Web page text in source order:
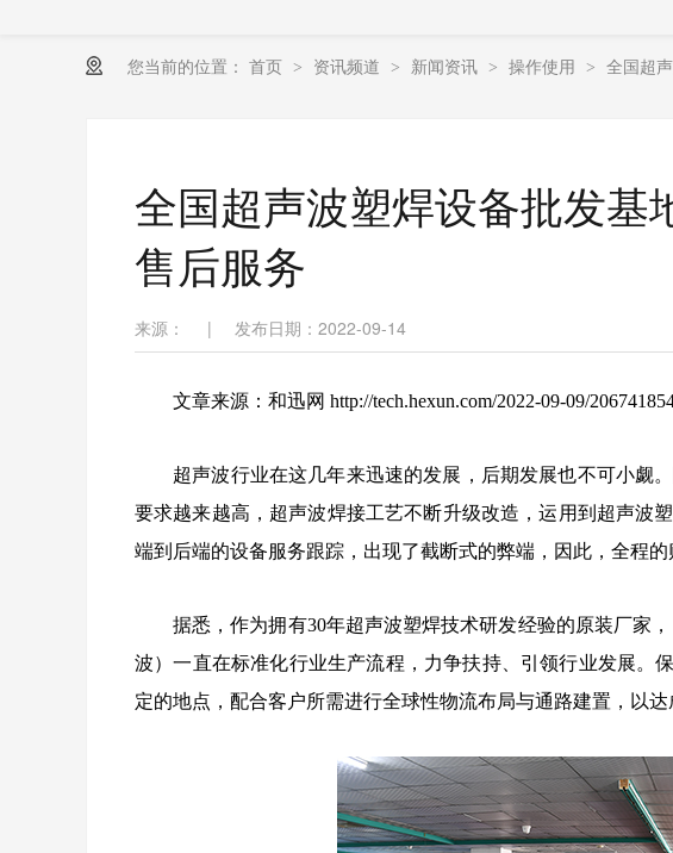
超声波OEM代加工
您当前的位置： 首页 > 资讯频道 > 新闻资讯 > 操作使用 > 全国超
全国超声波塑焊设备批发基
售后服务
来源： | 发布日期：2022-09-14
文章来源：和迅网 http://tech.hexun.com/2022-09-09/
超声波行业在这几年来迅速的发展，后期发展也不可小觑
要求越来越高，超声波焊接工艺不断升级改造，运用到超声波
端到后端的设备服务跟踪，出现了截断式的弊端，因此，全程
据悉，作为拥有30年超声波塑焊技术研发经验的原装厂家
波）一直在标准化行业生产流程，力争扶持、引领行业发展。
定的地点，配合客户所需进行全球性物流布局与通路建置，以达